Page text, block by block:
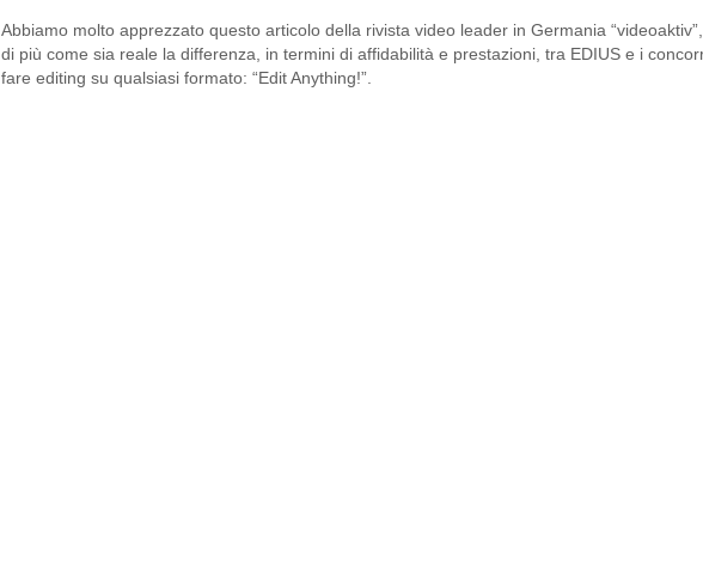
Abbiamo molto apprezzato questo articolo della rivista video leader in Germania
di più come sia reale la differenza, in termini di affidabilità e prestazioni, tra EDIUS e i
fare editing su qualsiasi formato: “Edit Anything!”.